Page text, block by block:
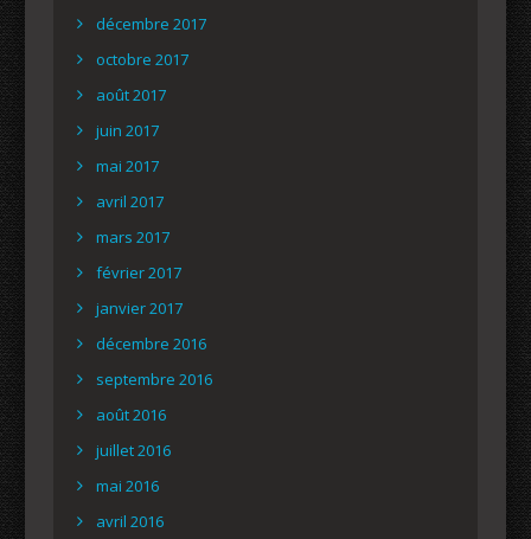
décembre 2017
octobre 2017
août 2017
juin 2017
mai 2017
avril 2017
mars 2017
février 2017
janvier 2017
décembre 2016
septembre 2016
août 2016
juillet 2016
mai 2016
avril 2016